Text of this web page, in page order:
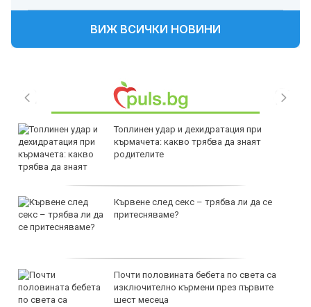
ВИЖ ВСИЧКИ НОВИНИ
Топлинен удар и дехидратация при
кърмачета: какво трябва да знаят
родителите
Кървене след секс – трябва ли да се
притесняваме?
Почти половината бебета по света са
изключително кърмени през първите
шест месеца